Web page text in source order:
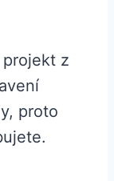
z
proto